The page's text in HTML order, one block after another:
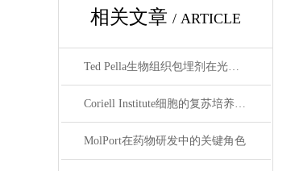
相关文章 / ARTICLE
Ted Pella生物组织包埋剂在光镜与电镜联用技术中的应用
Coriell Institute细胞的复苏培养与质量控制规范
MolPort在药物研发中的关键角色